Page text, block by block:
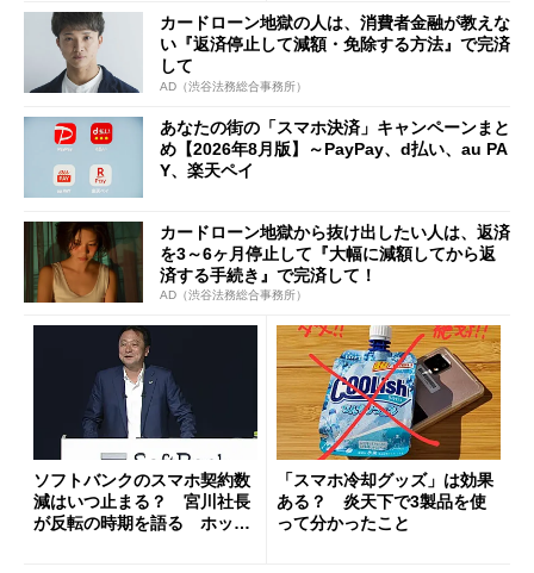
カードローン地獄の人は、消費者金融が教えな
い『返済停止して減額・免除する方法』で完済
して
AD（渋谷法務総合事務所）
あなたの街の「スマホ決済」キャンペーンまと
め【2026年8月版】～PayPay、d払い、au PA
Y、楽天ペイ
カードローン地獄から抜け出したい人は、返済
を3～6ヶ月停止して『大幅に減額してから返
済する手続き』で完済して！
AD（渋谷法務総合事務所）
ソフトバンクのスマホ契約数
減はいつ止まる？ 宮川社長
が反転の時期を語る ホッピ
「スマホ冷却グッズ」は効果
ある？ 炎天下で3製品を使
って分かったこと